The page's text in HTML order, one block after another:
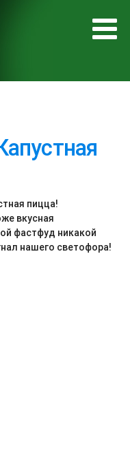
пицца!
вкусная
фастфуд никакой
нашего светофора!